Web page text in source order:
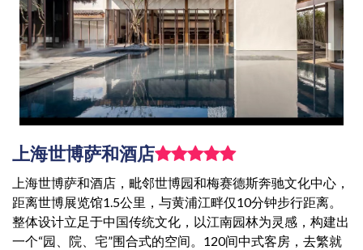
上海世博萨和酒店
上海世博萨和酒店，毗邻世博园和梅赛德斯奔驰文化中心，
距离世博展览馆1.5公里，与黄浦江畔仅10分钟步行距离。
整体设计立足于中国传统文化，以江南园林为灵感，构建出
一个“园、院、宅”围合式的空间。120间中式客房，去繁就